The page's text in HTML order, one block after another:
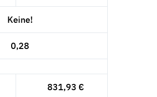
Keine!
0,28
831,93 €